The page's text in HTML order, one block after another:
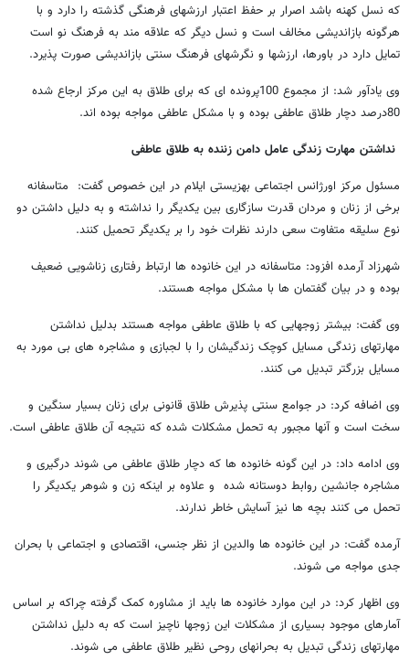
که نسل کهنه باشد اصرار بر حفظ اعتبار ارزشهای فرهنگی گذشته را دارد و با
هرگونه بازاندیشی مخالف است و نسل دیگر که علاقه مند به فرهنگ نو است
تمایل دارد در باورها، ارزشها و نگرشهای فرهنگ سنتی بازاندیشی صورت پذیرد.
وی یادآور شد: از مجموع 100پرونده ای که برای طلاق به این مرکز ارجاع شده
80درصد دچار طلاق عاطفی بوده و با مشکل عاطفی مواجه بوده اند.
نداشتن مهارت زندگی عامل دامن زننده به طلاق عاطفی
مسئول مرکز اورژانس اجتماعی بهزیستی ایلام در این خصوص گفت: متاسفانه
برخی از زنان و مردان قدرت سازگاری بین یکدیگر را نداشته و به دلیل داشتن دو
نوع سلیقه متفاوت سعی دارند نظرات خود را بر یکدیگر تحمیل کنند.
شهرزاد آرمده افزود: متاسفانه در این خانوده ها ارتباط رفتاری زناشویی ضعیف
بوده و در بیان گفتمان ها با مشکل مواجه هستند.
وی گفت: بیشتر زوجهایی که با طلاق عاطفی مواجه هستند بدلیل نداشتن
مهارتهای زندگی مسایل کوچک زندگیشان را با لجبازی و مشاجره های بی مورد به
مسایل بزرگتر تبدیل می کنند.
وی اضافه کرد: در جوامع سنتی پذیرش طلاق قانونی برای زنان بسیار سنگین و
سخت است و آنها مجبور به تحمل مشکلات شده که نتیجه آن طلاق عاطفی است.
وی ادامه داد: در این گونه خانوده ها که دچار طلاق عاطفی می شوند درگیری و
مشاجره جانشین روابط دوستانه شده و علاوه بر اینکه زن و شوهر یکدیگر را
تحمل می کنند بچه ها نیز آسایش خاطر ندارند.
آرمده گفت: در این خانوده ها والدین از نظر جنسی، اقتصادی و اجتماعی با بحران
جدی مواجه می شوند.
وی اظهار کرد: در این موارد خانوده ها باید از مشاوره کمک گرفته چراکه بر اساس
آمارهای موجود بسیاری از مشکلات این زوجها ناچیز است که به دلیل نداشتن
مهارتهای زندگی تبدیل به بحرانهای روحی نظیر طلاق عاطفی می شوند.